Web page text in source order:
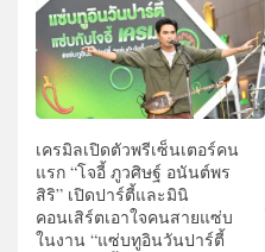
เครมิลเปิดตัวพรีเซ็นเตอร์คน
แรก “โจอี้ ภูวศิษฐ์ อนันต์พร
สิริ” เปิดปาร์ตี้และมินิ
คอนเสิร์ตเอาใจคนสายแซ่บ
ในงาน “แซ่บทูอินวันปาร์ตี้